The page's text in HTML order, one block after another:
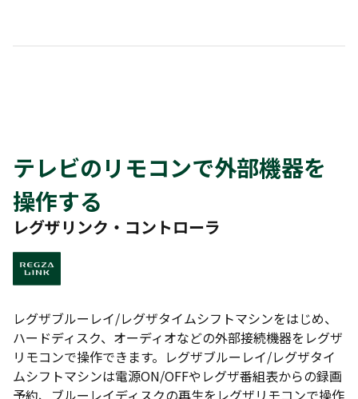
テレビのリモコンで外部機器を
操作する
レグザリンク・コントローラ
レグザブルーレイ/レグザタイムシフトマシンをはじめ、
ハードディスク、オーディオなどの外部接続機器をレグザ
リモコンで操作できます。レグザブルーレイ/レグザタイ
ムシフトマシンは電源ON/OFFやレグザ番組表からの録画
予約、ブルーレイディスクの再生をレグザリモコンで操作